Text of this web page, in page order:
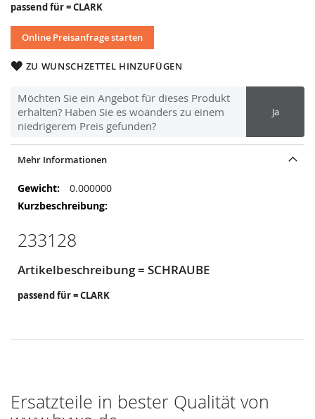
passend für = CLARK
Online Preisanfrage starten
ZU WUNSCHZETTEL HINZUFÜGEN
Möchten Sie ein Angebot für dieses Produkt
erhalten? Haben Sie es woanders zu einem
niedrigerem Preis gefunden?
Ja
Mehr Informationen
Mehr
Informationen
0.000000
233128
Artikelbeschreibung = SCHRAUBE
passend für = CLARK
Ersatzteile in bester Qualität von